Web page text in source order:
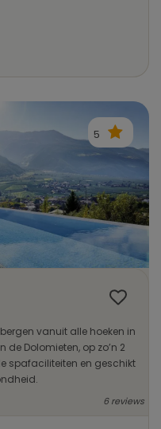
5
vanuit alle hoeken in
Dolomieten, op zo’n 2
spafaciliteiten en geschikt
6 reviews